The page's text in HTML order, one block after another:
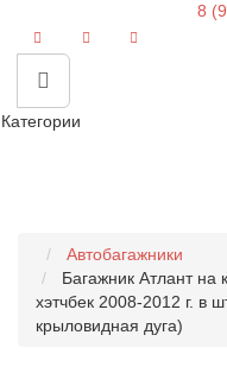
8
Категории
Автобагажники
Багажник Атлант
хэтчбек 2008-2012 г. в
крыловидная дуга)